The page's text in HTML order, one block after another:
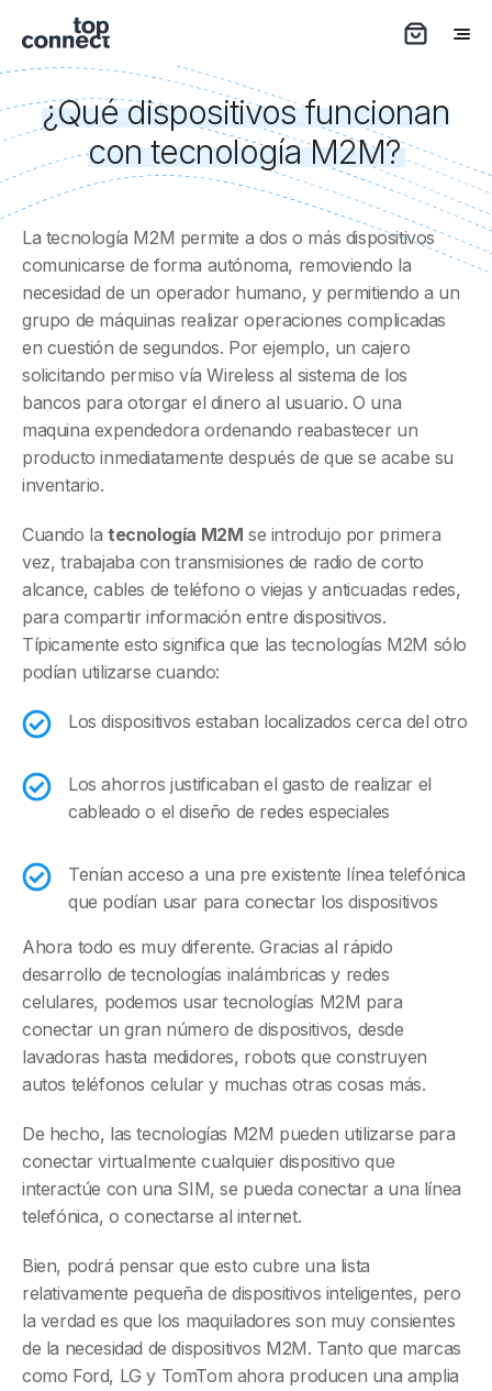
¿Qué dispositivos funcionan
con tecnología M2M?
La tecnología M2M permite a dos o más dispositivos
comunicarse de forma autónoma, removiendo la
necesidad de un operador humano, y permitiendo a un
grupo de máquinas realizar operaciones complicadas
en cuestión de segundos. Por ejemplo, un cajero
solicitando permiso vía Wireless al sistema de los
bancos para otorgar el dinero al usuario. O una
maquina expendedora ordenando reabastecer un
producto inmediatamente después de que se acabe su
inventario.
Cuando la tecnología M2M se introdujo por primera
vez, trabajaba con transmisiones de radio de corto
alcance, cables de teléfono o viejas y anticuadas redes,
para compartir información entre dispositivos.
Típicamente esto significa que las tecnologías M2M sólo
podían utilizarse cuando:
Los dispositivos estaban localizados cerca del otro
Los ahorros justificaban el gasto de realizar el
cableado o el diseño de redes especiales
Tenían acceso a una pre existente línea telefónica
que podían usar para conectar los dispositivos
Ahora todo es muy diferente. Gracias al rápido
desarrollo de tecnologías inalámbricas y redes
celulares, podemos usar tecnologías M2M para
conectar un gran número de dispositivos, desde
lavadoras hasta medidores, robots que construyen
autos teléfonos celular y muchas otras cosas más.
De hecho, las tecnologías M2M pueden utilizarse para
conectar virtualmente cualquier dispositivo que
interactúe con una SIM, se pueda conectar a una línea
telefónica, o conectarse al internet.
Bien, podrá pensar que esto cubre una lista
relativamente pequeña de dispositivos inteligentes, pero
la verdad es que los maquiladores son muy consientes
de la necesidad de dispositivos M2M. Tanto que marcas
como Ford, LG y TomTom ahora producen una amplia